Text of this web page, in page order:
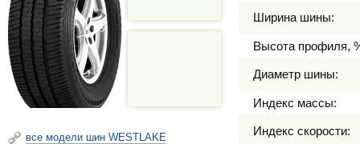
все модели шин WESTLAKE
Ширина шины:
Высота профиля,
Диаметр шины:
Индекс массы:
Индекс скорости: